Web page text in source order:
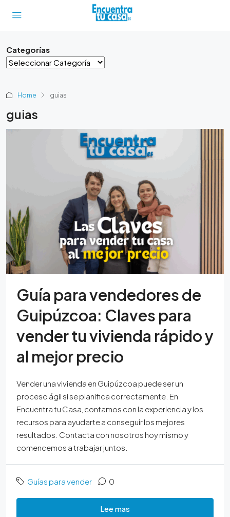
Categorías
Home guias
guias
Guía para vendedores de
Guipúzcoa: Claves para
vender tu vivienda rápido y
al mejor precio
Vender una vivienda en Guipúzcoa puede ser un
proceso ágil si se planifica correctamente. En
Encuentra tu Casa, contamos con la experiencia y los
recursos para ayudarte a conseguir los mejores
resultados. Contacta con nosotros hoy mismo y
comencemos a trabajar juntos.
Guías para vender 0
Lee mas